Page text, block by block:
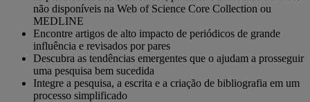
não disponíveis na Web of Science Core Collection ou
MEDLINE
Encontre artigos de alto impacto de periódicos de grande
influência e revisados por pares
Descubra as tendências emergentes que o ajudam a prosseguir
uma pesquisa bem sucedida
Integre a pesquisa, a escrita e a criação de bibliografia em um
processo simplificado